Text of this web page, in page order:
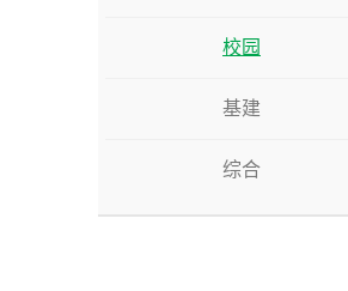
校园
基建
综合